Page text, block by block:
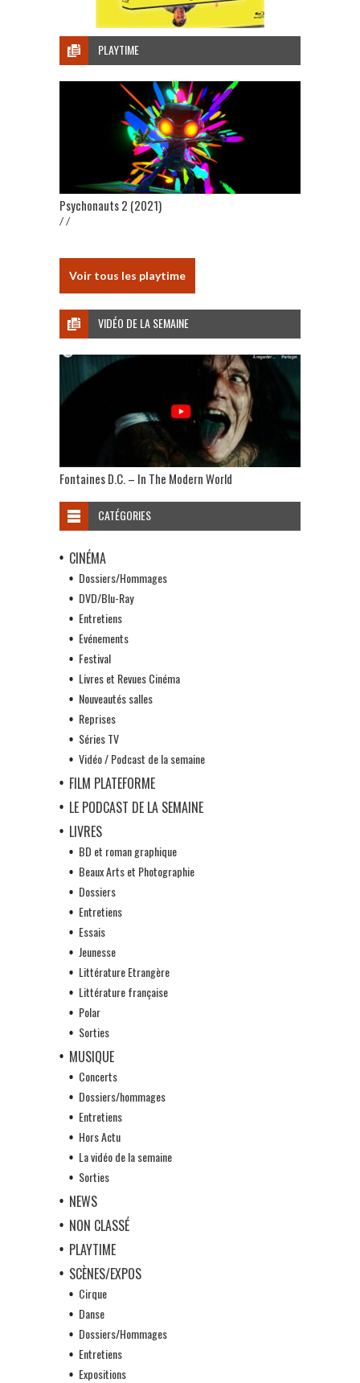
PLAYTIME
Psychonauts 2 (2021)
/ /
Voir tous les playtime
VIDÉO DE LA SEMAINE
Fontaines D.C. – In The Modern World
CATÉGORIES
CINÉMA
Dossiers/Hommages
DVD/Blu-Ray
Entretiens
Evénements
Festival
Livres et Revues Cinéma
Nouveautés salles
Reprises
Séries TV
Vidéo / Podcast de la semaine
FILM PLATEFORME
LE PODCAST DE LA SEMAINE
LIVRES
BD et roman graphique
Beaux Arts et Photographie
Dossiers
Entretiens
Essais
Jeunesse
Littérature Etrangère
Littérature française
Polar
Sorties
MUSIQUE
Concerts
Dossiers/hommages
Entretiens
Hors Actu
La vidéo de la semaine
Sorties
NEWS
NON CLASSÉ
PLAYTIME
SCÈNES/EXPOS
Cirque
Danse
Dossiers/Hommages
Entretiens
Expositions